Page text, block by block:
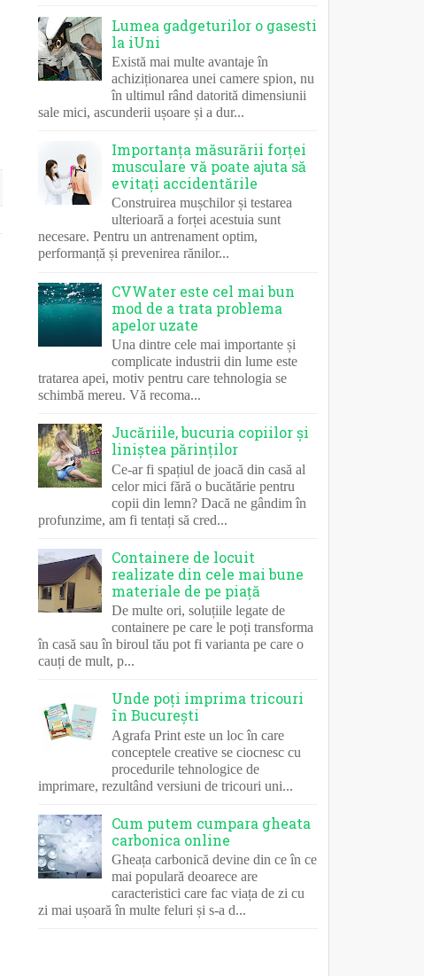
Lumea gadgeturilor o gasesti
la iUni
Există mai multe avantaje în
achiziționarea unei camere spion, nu
în ultimul rând datorită dimensiunii
sale mici, ascunderii ușoare și a dur...
Importanța măsurării forței
musculare vă poate ajuta să
evitați accidentările
Construirea mușchilor și testarea
ulterioară a forței acestuia sunt
necesare. Pentru un antrenament optim,
performanță și prevenirea rănilor...
CVWater este cel mai bun
mod de a trata problema
apelor uzate
Una dintre cele mai importante și
complicate industrii din lume este
tratarea apei, motiv pentru care tehnologia se
schimbă mereu. Vă recoma...
Jucăriile, bucuria copiilor și
liniștea părinților
Ce-ar fi spațiul de joacă din casă al
celor mici fără o bucătărie pentru
copii din lemn? Dacă ne gândim în
profunzime, am fi tentați să cred...
Containere de locuit
realizate din cele mai bune
materiale de pe piață
De multe ori, soluțiile legate de
containere pe care le poți transforma
în casă sau în biroul tău pot fi varianta pe care o
cauți de mult, p...
Unde poți imprima tricouri
în București
Agrafa Print este un loc în care
conceptele creative se ciocnesc cu
procedurile tehnologice de
imprimare, rezultând versiuni de tricouri uni...
Cum putem cumpara gheata
carbonica online
Gheața carbonică devine din ce în ce
mai populară deoarece are
caracteristici care fac viața de zi cu
zi mai ușoară în multe feluri și s-a d...